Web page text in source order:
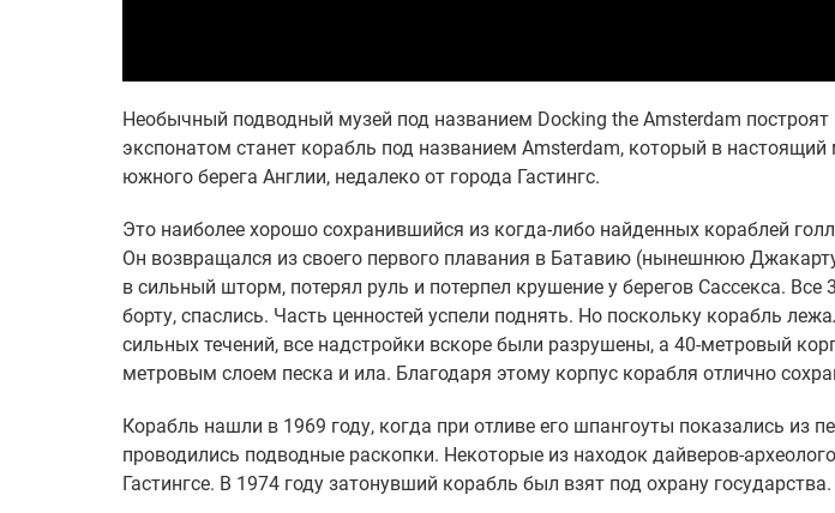
Необычный подводный музей под названием Docking the Amsterdam
экспонатом станет корабль под названием Amsterdam, который в
южного берега Англии, недалеко от города Гастингс.
Это наиболее хорошо сохранившийся из когда-либо найденных кораблей
Он возвращался из своего первого плавания в Батавию (нынешнюю
в сильный шторм, потерял руль и потерпел крушение у берегов Сассекса. Все
борту, спаслись. Часть ценностей успели поднять. Но поскольку корабль
сильных течений, все надстройки вскоре были разрушены, а 40-метровый
метровым слоем песка и ила. Благодаря этому корпус корабля отлично
Корабль нашли в 1969 году, когда при отливе его шпангоуты показались из
проводились подводные раскопки. Некоторые из находок дайверов-
Гастингсе. В 1974 году затонувший корабль был взят под охрану государства.